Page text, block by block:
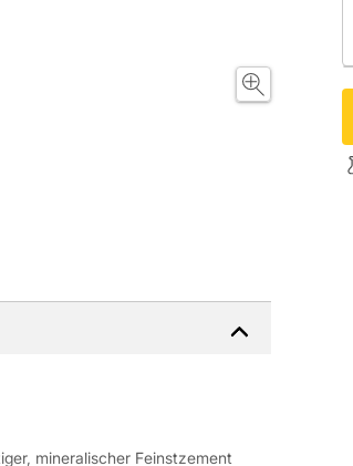
mineralischer Feinstzement